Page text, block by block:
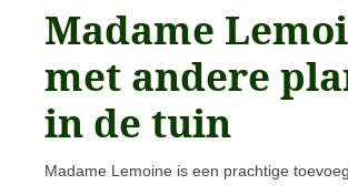
Madame
met andere
in de tuin
Madame Lemoine is een prachtige